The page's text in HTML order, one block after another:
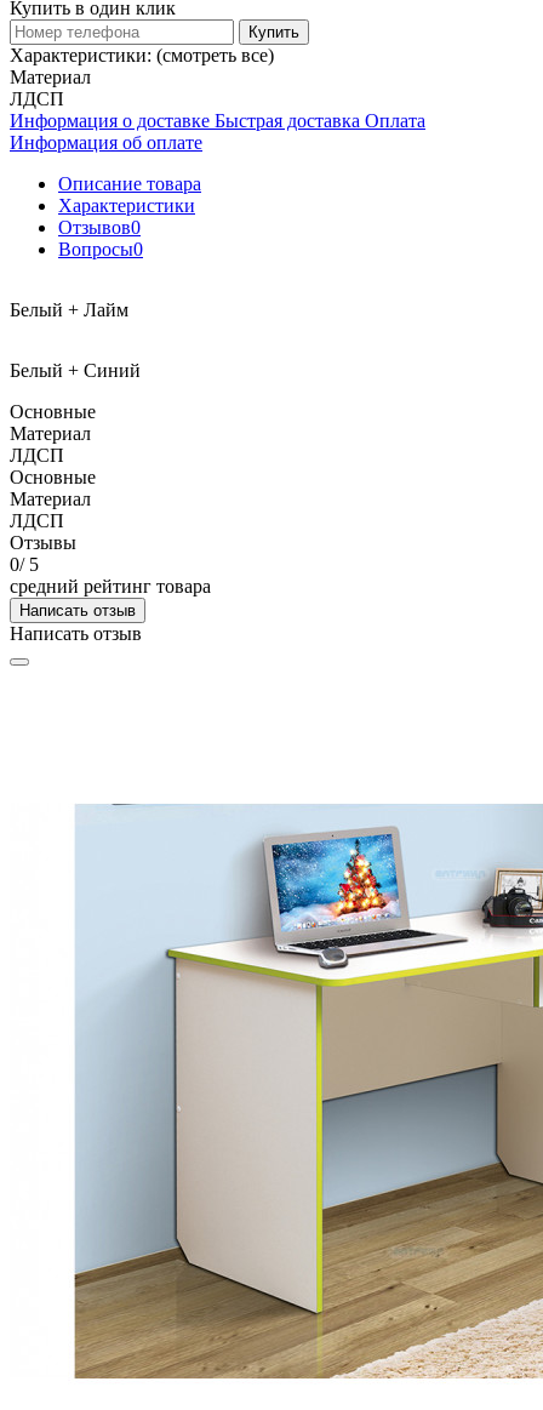
Купить в один клик
Купить
Характеристики: (смотреть все)
Материал
ЛДСП
Информация о доставке Быстрая доставка Оплата
Информация об оплате
Описание товара
Характеристики
Отзывов0
Вопросы0
Белый + Лайм
Белый + Синий
Основные
Материал
ЛДСП
Основные
Материал
ЛДСП
Отзывы
0/ 5
средний рейтинг товара
Написать отзыв
Написать отзыв